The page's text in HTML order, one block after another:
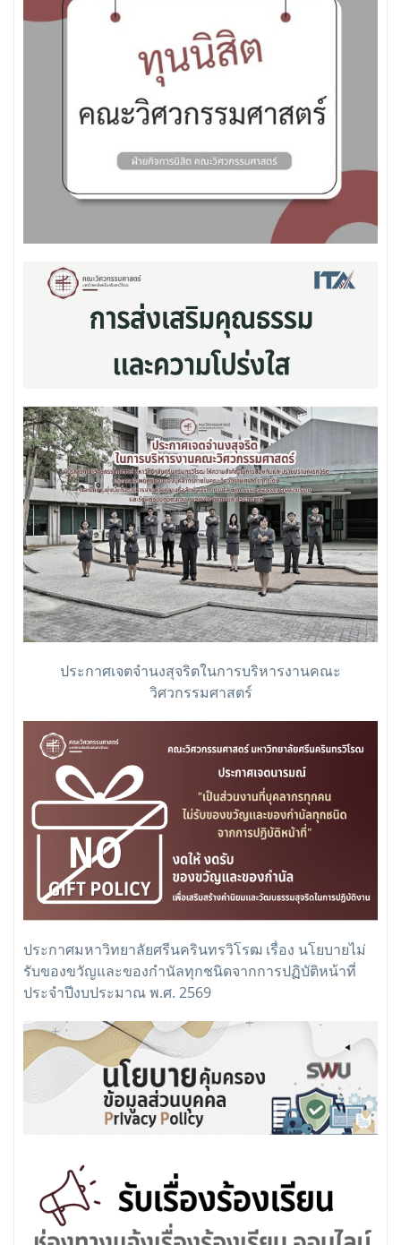
ประกาศเจตจำนงสุจริตในการบริหารงานคณะ
วิศวกรรมศาสตร์
ประกาศมหาวิทยาลัยศรีนครินทรวิโรฒ เรื่อง นโยบายไม่
รับของขวัญและของกำนัลทุกชนิดจากการปฏิบัติหน้าที่
ประจำปีงบประมาณ พ.ศ. 2569